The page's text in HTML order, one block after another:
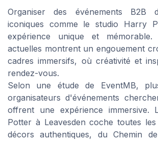
Organiser des événements B2B
iconiques comme le studio Harry
expérience unique et mémorable.
actuelles montrent un engouement
cadres immersifs, où créativité et
rendez-vous.
Selon une étude de EventMB,
organisateurs d'événements
offrent une expérience immersive.
Potter à Leavesden coche toutes
décors authentiques, du Chemin